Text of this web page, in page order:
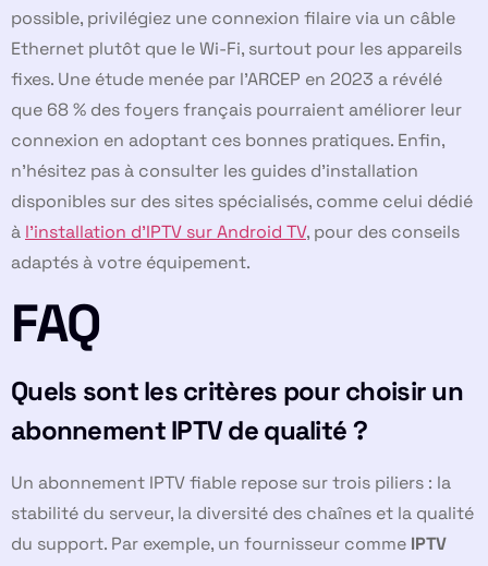
possible, privilégiez une connexion filaire via un câble
Ethernet plutôt que le Wi-Fi, surtout pour les appareils
fixes. Une étude menée par l’ARCEP en 2023 a révélé
que 68 % des foyers français pourraient améliorer leur
connexion en adoptant ces bonnes pratiques. Enfin,
n’hésitez pas à consulter les guides d’installation
disponibles sur des sites spécialisés, comme celui dédié
à l’installation d’IPTV sur Android TV, pour des conseils
adaptés à votre équipement.
FAQ
Quels sont les critères pour choisir un
abonnement IPTV de qualité ?
Un abonnement IPTV fiable repose sur trois piliers : la
stabilité du serveur, la diversité des chaînes et la qualité
du support. Par exemple, un fournisseur comme IPTV